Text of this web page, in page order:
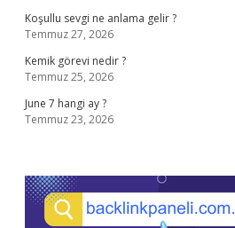
Koşullu sevgi ne anlama gelir ?
Temmuz 27, 2026
Kemik görevi nedir ?
Temmuz 25, 2026
June 7 hangi ay ?
Temmuz 23, 2026